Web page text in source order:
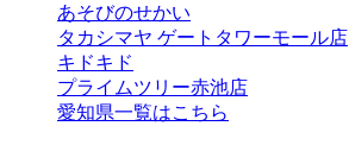
あそびのせかい
タカシマヤ ゲートタワーモール店
キドキド
プライムツリー赤池店
愛知県一覧はこちら